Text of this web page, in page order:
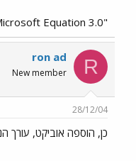
"Microsoft Equation 3.0".
R
ron ad
New member
28/12/04
כן, הוספה אוביקט, עורך